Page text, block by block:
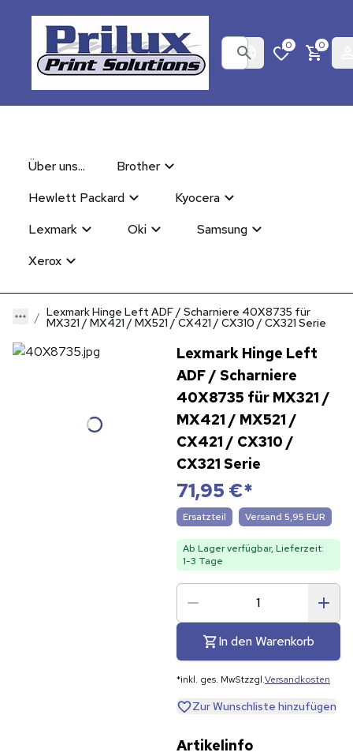
0 0
Über uns...
Brother
Hewlett Packard
Kyocera
Lexmark
Oki
Samsung
Xerox
Lexmark Hinge Left ADF / Scharniere 40X8735 für
MX321 / MX421 / MX521 / CX421 / CX310 / CX321 Serie
Lexmark Hinge Left
ADF / Scharniere
40X8735 für MX321 /
MX421 / MX521 /
CX421 / CX310 /
CX321 Serie
71,95 €*
Ersatzteil Versand 5,95 EUR
Ab Lager verfügbar, Lieferzeit:
1-3 Tage
In den Warenkorb
*inkl. ges. MwStzzgl.Versandkosten
Zur Wunschliste hinzufügen
Artikelinfo